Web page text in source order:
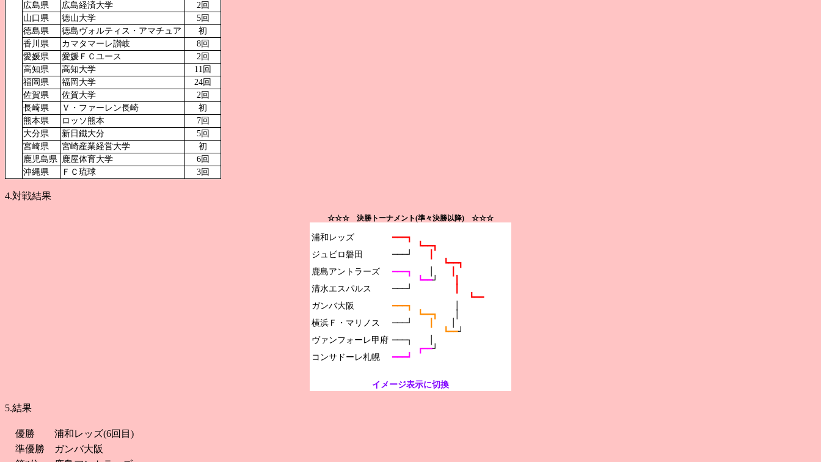
広島県
広島経済大学
2回
山口県
徳山大学
5回
徳島県
徳島ヴォルティス・アマチュア
初
香川県
カマタマーレ讃岐
8回
愛媛県
愛媛ＦＣユース
2回
高知県
高知大学
11回
福岡県
福岡大学
24回
佐賀県
佐賀大学
2回
長崎県
Ｖ・ファーレン長崎
初
熊本県
ロッソ熊本
7回
大分県
新日鐵大分
5回
宮崎県
宮崎産業経営大学
初
鹿児島県 鹿屋体育大学
6回
沖縄県
ＦＣ琉球 3回
4.対戦結果
☆☆☆ 決勝トーナメント(準々決勝以降) ☆☆☆
浦和レッズ
ジュビロ磐田
鹿島アントラーズ
清水エスパルス
ガンバ大阪
横浜Ｆ・マリノス
ヴァンフォーレ甲府
━━━┓
┗━━┓
───┘
┗━━┓
━━━┓
┗━━┘
───┘
┃
┗━━
━━━┓
┗━━┓
│
───┘
┃
┗━━┘
───┐　　│
┏━━┘
━━━┛
イメージ表示に切換
5.結果
優勝
浦和レッズ(6回目)
準優勝
ガンバ大阪